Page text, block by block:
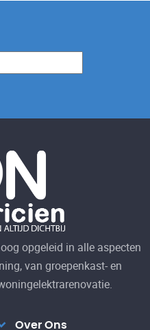
opgeleid in alle aspecten
van groepenkast- en
Over Ons